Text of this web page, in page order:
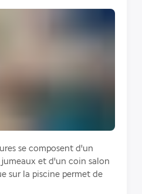
se composent d'un
et d'un coin salon
sur la piscine permet de